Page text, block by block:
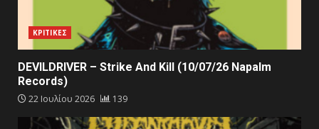
ΚΡΙΤΙΚΕΣ
DEVILDRIVER – Strike And Kill (10/07/26 Napalm
Records)
22 Ιουλίου 2026 139